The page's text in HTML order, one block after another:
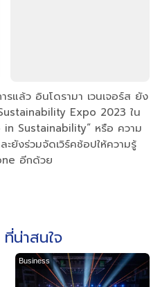
รแล้ว อินโดรามา เวนเจอร์ส ยัง
Sustainability Expo 2023 ใน
Sustainability“ หรือ ความ
ยังร่วมจัดเวิร์คช้อปให้ความรู้
อีกด้วย
น่าสนใจ
Business